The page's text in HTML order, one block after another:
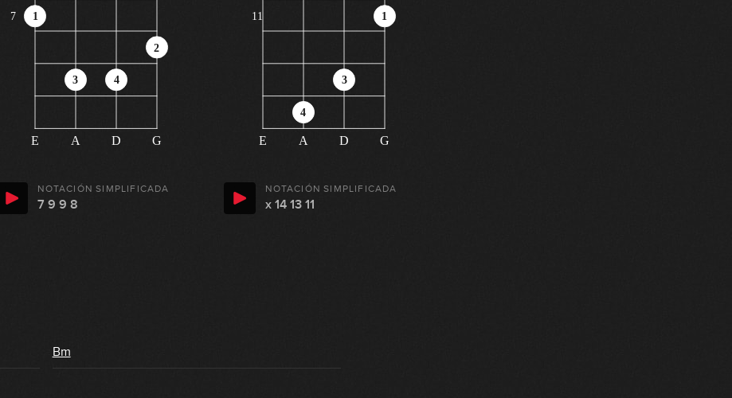
7
E A D G
1
3 4
2
NOTACIÓN SIMPLIFICADA
7 9 9 8
11
E A D G
4
3
1
NOTACIÓN SIMPLIFICADA
x 14 13 11
Bm